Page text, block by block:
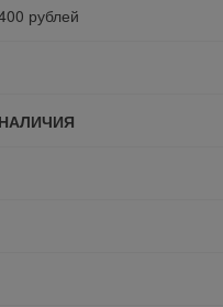
рублей